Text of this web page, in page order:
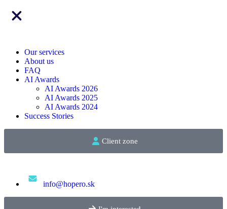
Our services
About us
FAQ
AI Awards
AI Awards 2026
AI Awards 2025
AI Awards 2024
Success Stories
Client zone
info@hopero.sk